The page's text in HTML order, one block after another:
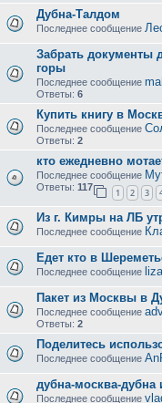
Дубна-Талдом
Последнее сообщение
Забрать документы
горы
Последнее сообщение
Ответы: 6
Купить книгу в
Последнее сообщение
Ответы: 2
кто ежедневно
Последнее сообщение
Ответы: 117
1 2 3
Из г. Кимры на ЛБ
Последнее сообщение
Едет кто в
Последнее сообщение
Пакет из Москвы в
Последнее сообщение
Ответы: 2
Поделитесь
Последнее сообщение
дубна-москва-дубна
Последнее сообщение